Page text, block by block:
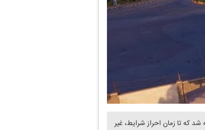
ارزش 21.8 هزار میلیارد تومان معامله شد که تا زمان احراز شرایط، غیر